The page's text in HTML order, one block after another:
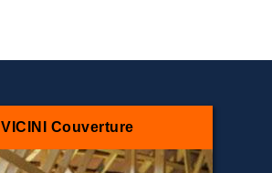
VICINI Couverture